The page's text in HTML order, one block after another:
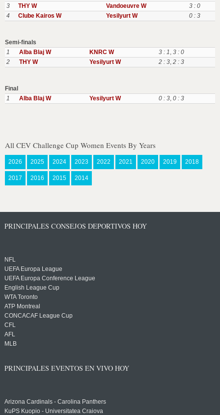
3
THY W Vandoeuvre W
3 : 0
4
Clube Kairos W Yesilyurt W 0 : 3
Semi-finals
1
Alba Blaj W KNRC W 3 : 1, 3 : 0
2
THY W Yesilyurt W 2 : 3, 2 : 3
Final
1
Alba Blaj W Yesilyurt W 0 : 3, 0 : 3
All CEV Challenge Cup Women Events By Years
2026 2025 2024 2023 2022 2021 2020 2019 2018
2017 2016 2015 2014
PRINCIPALES CONSEJOS DEPORTIVOS HOY
NFL
UEFA Europa League
UEFA Europa Conference League
English League Cup
WTA Toronto
ATP Montreal
CONCACAF League Cup
CFL
AFL
MLB
PRINCIPALES EVENTOS EN VIVO HOY
Arizona Cardinals - Carolina Panthers
KuPS Kuopio - Universitatea Craiova